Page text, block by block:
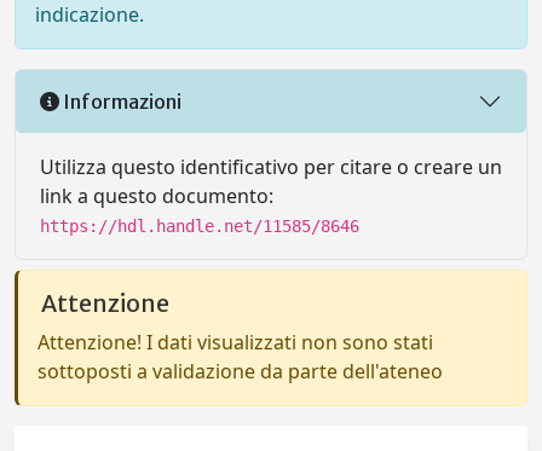
indicazione.
Informazioni
Utilizza questo identificativo per citare o creare un
link a questo documento:
https://hdl.handle.net/11585/8646
Attenzione
Attenzione! I dati visualizzati non sono stati
sottoposti a validazione da parte dell'ateneo